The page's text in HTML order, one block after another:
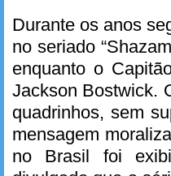
Durante os anos
no seriado
enquanto o
Jackson Bostwick.
quadrinhos, sem
mensagem
no Brasil foi